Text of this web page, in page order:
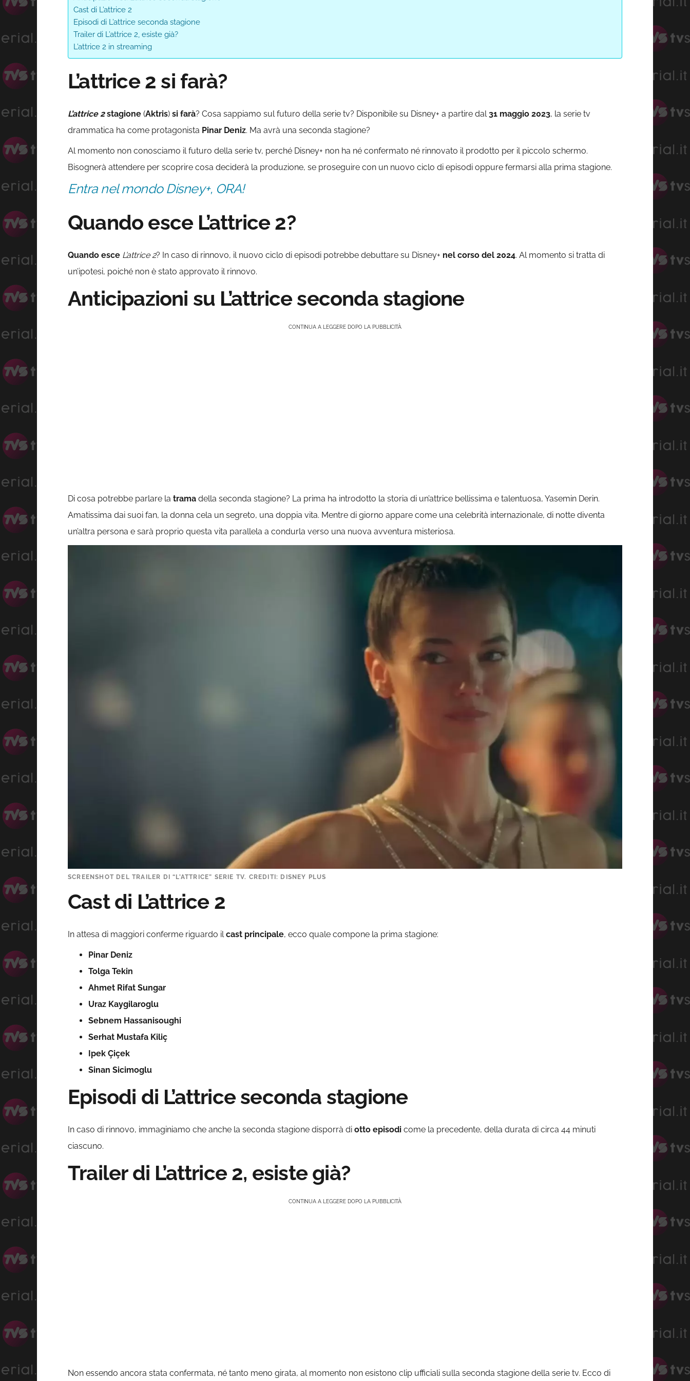
Cast di L’attrice 2
Episodi di L’attrice seconda stagione
Trailer di L’attrice 2, esiste già?
L’attrice 2 in streaming
L’attrice 2 si farà?
L’attrice 2stagione (Aktris) si farà? Cosa sappiamo sul futuro della serie tv? Disponibile su Disney+ a partire dal31 maggio 2023, la serie tv
drammatica ha come protagonista Pinar Deniz. Ma avrà una seconda stagione?
Al momento non conosciamo il futuro della serie tv, perché Disney+ non ha né confermato né rinnovato il prodotto per il piccolo schermo.
Bisognerà attendere per scoprire cosa deciderà la produzione, se proseguire con un nuovo ciclo di episodi oppure fermarsi alla prima stagione.
Entra nel mondo Disney+, ORA!
Quando esce L’attrice 2?
Quando esce L’attrice 2? In caso di rinnovo, il nuovo ciclo di episodi potrebbe debuttare su Disney+ nel corso del 2024. Al momento si tratta di
un’ipotesi, poiché non è stato approvato il rinnovo.
Anticipazioni su L’attrice seconda stagione
CONTINUA A LEGGERE DOPO LA PUBBLICITÀ
Di cosa potrebbe parlare la trama della seconda stagione? La prima ha introdotto la storia di un’attrice bellissima e talentuosa, Yasemin Derin.
Amatissima dai suoi fan, la donna cela un segreto, una doppia vita. Mentre di giorno appare come una celebrità internazionale, di notte diventa
un’altra persona e sarà proprio questa vita parallela a condurla verso una nuova avventura misteriosa.
SCREENSHOT DEL TRAILER DI “L’ATTRICE” SERIE TV. CREDITI: DISNEY PLUS
Cast di L’attrice 2
In attesa di maggiori conferme riguardo ilcast principale, ecco quale compone la prima stagione:
Pinar Deniz
Tolga Tekin
Ahmet Rifat Sungar
Uraz Kaygilaroglu
Sebnem Hassanisoughi
Serhat Mustafa Kiliç
Ipek Çiçek
Sinan Sicimoglu
Episodi di L’attrice seconda stagione
In caso di rinnovo, immaginiamo che anche la seconda stagione disporrà di otto episodi come la precedente, della durata di circa 44 minuti
ciascuno.
Trailer di L’attrice 2, esiste già?
CONTINUA A LEGGERE DOPO LA PUBBLICITÀ
Non essendo ancora stata confermata, né tanto meno girata, al momento non esistono clip ufficiali sulla seconda stagione della serie tv. Ecco di